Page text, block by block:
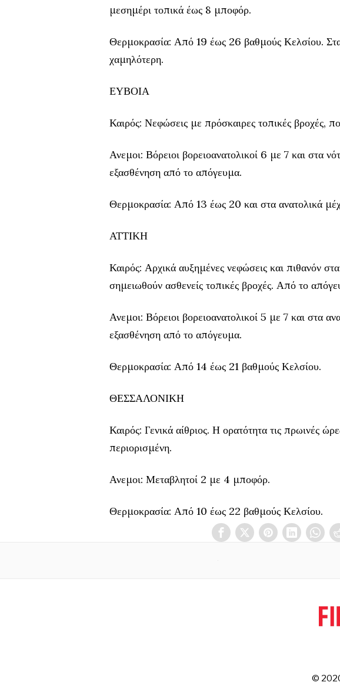
μεσημέρι τοπικά έως 8 μποφόρ.
Θερμοκρασία: Από 19 έως 26 βαθμούς Κελσίου.
χαμηλότερη.
ΕΥΒΟΙΑ
Καιρός: Νεφώσεις με πρόσκαιρες τοπικές βροχές,
Ανεμοι: Βόρειοι βορειοανατολικοί 6 με 7 και στα
εξασθένηση από το απόγευμα.
Θερμοκρασία: Από 13 έως 20 και στα ανατολικά
ΑΤΤΙΚΗ
Καιρός: Αρχικά αυξημένες νεφώσεις και πιθανόν
σημειωθούν ασθενείς τοπικές βροχές. Από το
Ανεμοι: Βόρειοι βορειοανατολικοί 5 με 7 και στα
εξασθένηση από το απόγευμα.
Θερμοκρασία: Από 14 έως 21 βαθμούς Κελσίου.
ΘΕΣΣΑΛΟΝΙΚΗ
Καιρός: Γενικά αίθριος. Η ορατότητα τις πρωινές
περιορισμένη.
Ανεμοι: Μεταβλητοί 2 με 4 μποφόρ.
Θερμοκρασία: Από 10 έως 22 βαθμούς Κελσίου.
©